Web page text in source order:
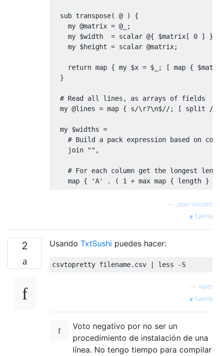
  sub transpose( @ ) {
    my @matrix = @_;
    my $width  = scalar @{ $matrix[ 0 ] };
    my $height = scalar @matrix;
return map { my $x = $_; [ map {
  }
  # Read all lines, as arrays of fields
my @lines = map { s/\r?\n$//; [ split /
  my $widths =
# Build a pack expression based on
    join "",
# For each column get the longest
map { 'A' . ( 1 + max map { length }
  ;
  # Format all lines with pack
— Jean Vincent
fuente
2 Usando TxtSushi puedes hacer:
— Keith
fuente
Voto negativo por no ser un
procedimiento de instalación de una
línea. No tengo tiempo para compilar